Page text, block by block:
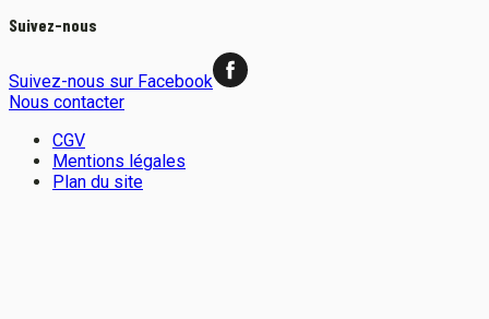
Suivez-nous
Suivez-nous sur Facebook
Nous contacter
CGV
Mentions légales
Plan du site